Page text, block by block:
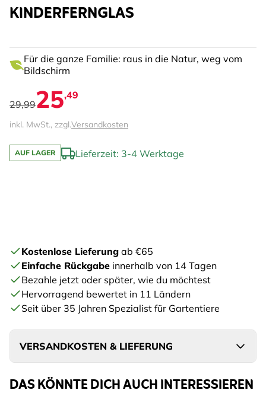
KINDERFERNGLAS
Für die ganze Familie: raus in die Natur, weg vom
Bildschirm
29,9925,49
inkl. MwSt., zzgl.Versandkosten
AUF LAGER Lieferzeit: 3-4 Werktage
Kostenlose Lieferung ab €65
Einfache Rückgabe innerhalb von 14 Tagen
Bezahle jetzt oder später, wie du möchtest
Hervorragend bewertet in 11 Ländern
Seit über 35 Jahren Spezialist für Gartentiere
VERSANDKOSTEN & LIEFERUNG
DAS KÖNNTE DICH AUCH INTERESSIEREN